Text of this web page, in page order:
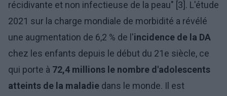
récidivante et non infectieuse de la peau" [3]. L'étude
2021 sur la charge mondiale de morbidité a révélé
une augmentation de 6,2 % de l'incidence de la DA
chez les enfants depuis le début du 21e siècle, ce
qui porte à 72,4 millions le nombre d'adolescents
atteints de la maladie dans le monde. Il est